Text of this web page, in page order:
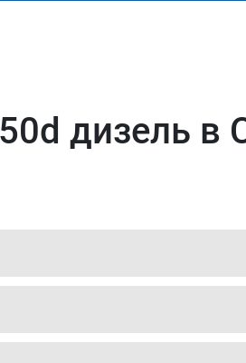
дизель в